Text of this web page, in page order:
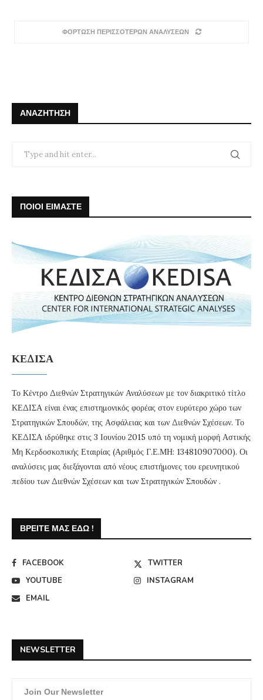
ΦΟΡΤΩΣΗ ΠΕΡΙΣΣΟΤΕΡΩΝ ΑΝΑΛΥΣΕΩΝ
ΑΝΑΖΉΤΗΣΗ
ΠΟΙΟΙ ΕΙΜΑΣΤΕ
ΚΕΔΙΣΑ
Το Κέντρο Διεθνών Στρατηγικών Αναλύσεων με τον διακριτικό τίτλο
ΚΕΔΙΣΑ είναι ένας επιστημονικός φορέας στον ευρύτερο χώρο των
Στρατηγικών Σπουδών, της Ασφάλειας και των Διεθνών Σχέσεων. Το
ΚΕΔΙΣΑ ιδρύθηκε στις 3 Ιουνίου 2015 υπό τη νομική μορφή Αστικής
Μη Κερδοσκοπικής Εταιρίας (Αριθμός Γ.Ε.ΜΗ: 134810907000). Οι
αναλύσεις μας διεξάγονται από νέους επιστήμονες του ερευνητικού
πεδίου των Διεθνών Σχέσεων και των Στρατηγικών Σπουδών .
ΒΡΕΊΤΕ ΜΑΣ ΕΔΏ !
FACEBOOK
TWITTER
YOUTUBE
INSTAGRAM
EMAIL
NEWSLETTER
Join Our Newsletter